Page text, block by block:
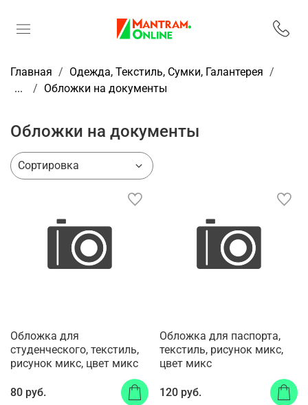
Главная
Одежда, Текстиль, Сумки, Галантерея
...
Обложки на документы
Обложки на документы
Обложка для
студенческого, текстиль,
рисунок микс, цвет микс
80 руб.
Обложка для паспорта,
текстиль, рисунок микс,
цвет микс
120 руб.